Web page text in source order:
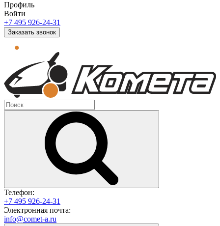
Профиль
Войти
+7 495 926-24-31
Заказать звонок
Телефон:
+7 495 926-24-31
Электронная почта:
info@comet-a.ru